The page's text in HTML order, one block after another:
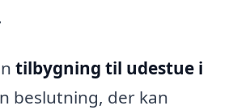
tilbygning til udestue i
beslutning, der kan